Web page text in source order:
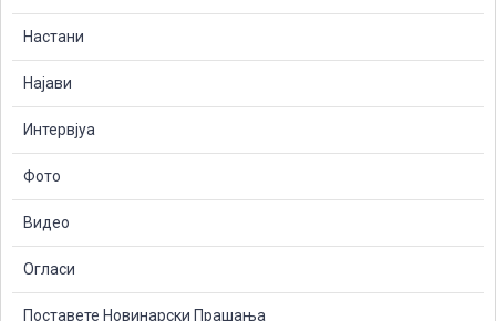
Настани
Најави
Интервјуа
Фото
Видео
Огласи
Поставете Новинарски Прашања